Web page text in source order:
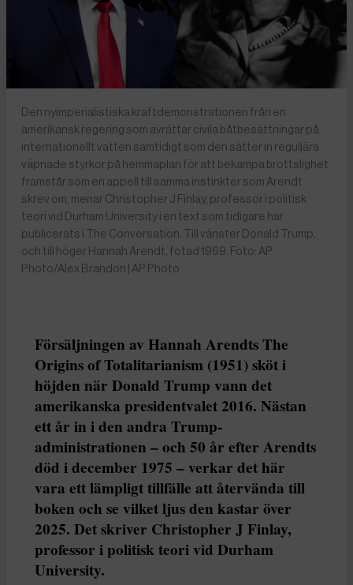
Den nyimperialistiska kraftdemonstrationen från en
amerikansk regering som avrättar civila båtbesättningar på
internationellt vatten samtidigt som den sätter in reguljära
väpnade styrkor på hemmaplan för att bekämpa brottslighet
framstår som en appell till samma instinkter som Arendt
skrev om, menar Christopher J Finlay, professor i politisk
teori vid Durham University i en text som tidigare har
publicerats i The Conversation. Till vänster Donald Trump,
och till höger Hannah Arendt, fotad 1969. Foto: AP
Photo/Alex Brandon | AP Photo
Försäljningen av Hannah Arendts The
Origins of Totalitarianism (1951) sköt i
höjden när Donald Trump vann det
amerikanska presidentvalet 2016. Nästan
ett år in i den andra Trump-
administrationen – och 50 år efter Arendts
död i december 1975 – verkar det här
vara ett lämpligt tillfälle att återvända till
boken och se vilket ljus den kastar över
2025. Det skriver Christopher J Finlay,
professor i politisk teori vid Durham
University.